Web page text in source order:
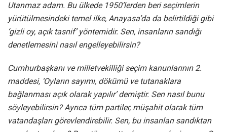
Utanmaz adam. Bu ülkede 1950’lerden beri seçimlerin
yürütülmesindeki temel ilke, Anayasa’da da belirtildiği gibi
‘gizli oy, açık tasnif’ yöntemidir. Sen, insanların sandığı
denetlemesini nasıl engelleyebilirsin?
Cumhurbaşkanı ve milletvekilliği seçim kanunlarının 2.
maddesi, ‘Oyların sayımı, dökümü ve tutanaklara
bağlanması açık olarak yapılır’ demiştir. Sen nasıl bunu
söyleyebilirsin? Ayrıca tüm partiler, müşahit olarak tüm
vatandaşları görevlendirebilir. Sen, bu insanları sandıktan